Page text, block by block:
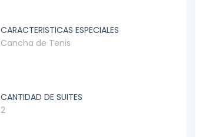
CARACTERISTICAS ESPECIALES
Cancha de Tenis
CANTIDAD DE SUITES
2